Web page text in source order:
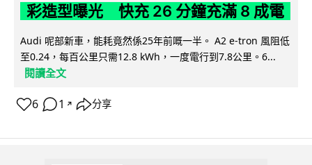
彩造型曝光 快充 26 分鐘充滿 8 成電
Audi 呢部新車，能耗竟然係25年前嘅一半。 A2 e-tron 風阻低
至0.24，每百公里只需12.8 kWh，一度電行到7.8公里。6...
閱讀全文
6 1 ↗ 分享